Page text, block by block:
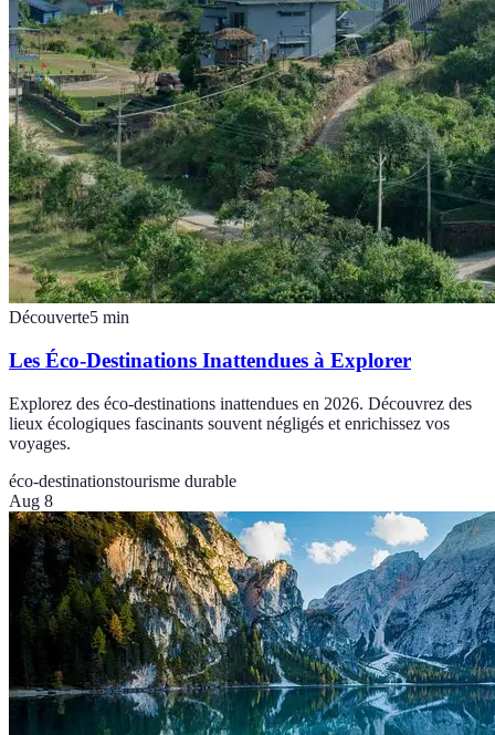
Découverte5 min
Les Éco-Destinations Inattendues à Explorer
Explorez des éco-destinations inattendues en 2026. Découvrez des
lieux écologiques fascinants souvent négligés et enrichissez vos
voyages.
éco-destinationstourisme durable
Aug 8